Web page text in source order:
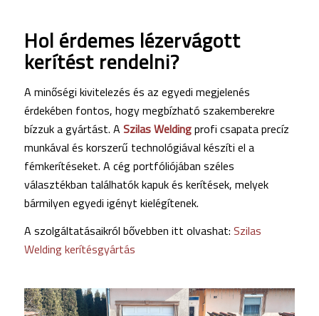
Hol érdemes lézervágott
kerítést rendelni?
A minőségi kivitelezés és az egyedi megjelenés
érdekében fontos, hogy megbízható szakemberekre
bízzuk a gyártást. A Szilas Weldingprofi csapata precíz
munkával és korszerű technológiával készíti el a
fémkerítéseket. A cég portfóliójában széles
választékban találhatók kapuk és kerítések, melyek
bármilyen egyedi igényt kielégítenek.
A szolgáltatásaikról bővebben itt olvashat: Szilas
Welding kerítésgyártás